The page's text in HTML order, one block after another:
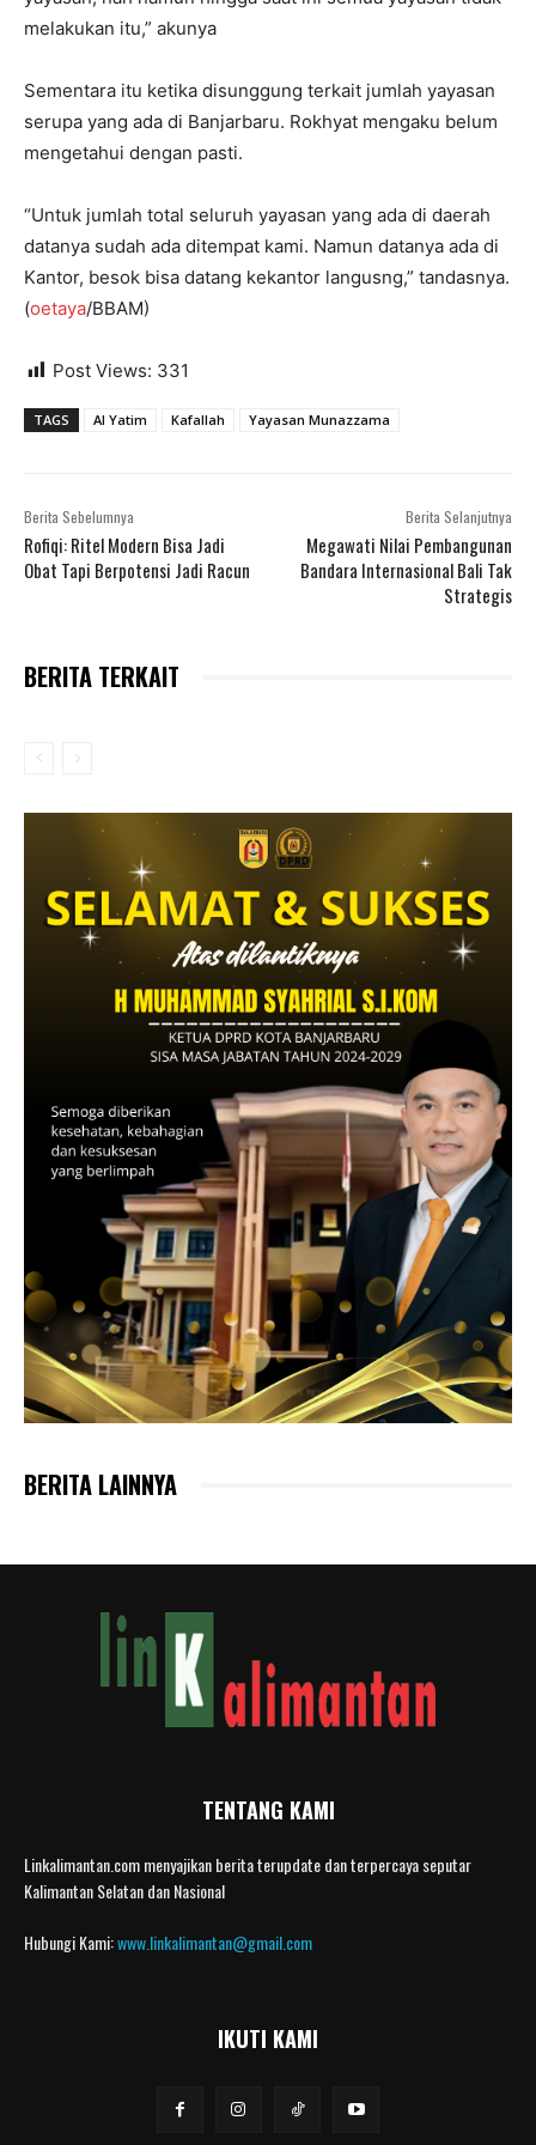
melakukan itu,” akunya
Sementara itu ketika disunggung terkait jumlah yayasan
serupa yang ada di Banjarbaru. Rokhyat mengaku belum
mengetahui dengan pasti.
“Untuk jumlah total seluruh yayasan yang ada di daerah
datanya sudah ada ditempat kami. Namun datanya ada di
Kantor, besok bisa datang kekantor langusng,” tandasnya.
(oetaya/BBAM)
Post Views: 331
TAGS Al Yatim Kafallah Yayasan Munazzama
Berita Sebelumnya
Rofiqi: Ritel Modern Bisa Jadi
Obat Tapi Berpotensi Jadi Racun
Berita Selanjutnya
Megawati Nilai Pembangunan
Bandara Internasional Bali Tak
Strategis
BERITA TERKAIT
BERITA LAINNYA
TENTANG KAMI
Linkalimantan.com menyajikan berita terupdate dan terpercaya seputar
Kalimantan Selatan dan Nasional
Hubungi Kami:www.linkalimantan@gmail.com
IKUTI KAMI